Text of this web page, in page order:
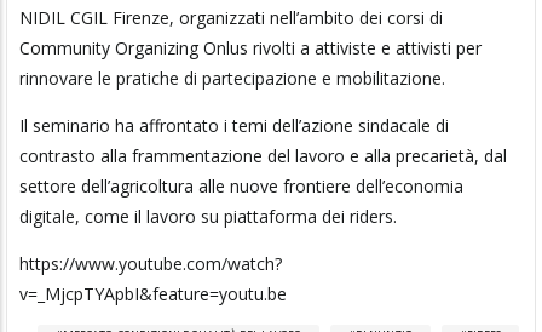
NIDIL CGIL Firenze, organizzati nell’ambito dei corsi di
Community Organizing Onlus rivolti a attiviste e attivisti per
rinnovare le pratiche di partecipazione e mobilitazione.
Il seminario ha affrontato i temi dell’azione sindacale di
contrasto alla frammentazione del lavoro e alla precarietà, dal
settore dell’agricoltura alle nuove frontiere dell’economia
digitale, come il lavoro su piattaforma dei riders.
https://www.youtube.com/watch?
v=_MjcpTYApbI&feature=youtu.be